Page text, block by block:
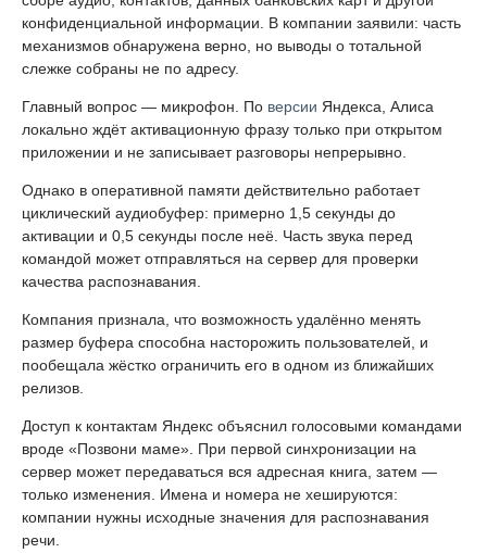
конфиденциальной информации. В компании заявили: часть
механизмов обнаружена верно, но выводы о тотальной
слежке собраны не по адресу.
Главный вопрос — микрофон. По версии Яндекса, Алиса
локально ждёт активационную фразу только при открытом
приложении и не записывает разговоры непрерывно.
Однако в оперативной памяти действительно работает
циклический аудиобуфер: примерно 1,5 секунды до
активации и 0,5 секунды после неё. Часть звука перед
командой может отправляться на сервер для проверки
качества распознавания.
Компания признала, что возможность удалённо менять
размер буфера способна насторожить пользователей, и
пообещала жёстко ограничить его в одном из ближайших
релизов.
Доступ к контактам Яндекс объяснил голосовыми командами
вроде «Позвони маме». При первой синхронизации на
сервер может передаваться вся адресная книга, затем —
только изменения. Имена и номера не хешируются:
компании нужны исходные значения для распознавания
речи.